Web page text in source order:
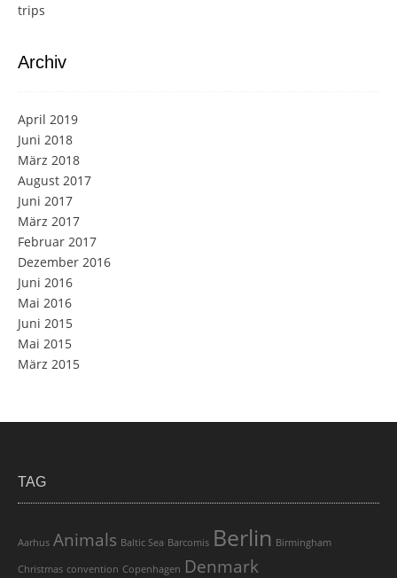
trips
Archiv
April 2019
Juni 2018
März 2018
August 2017
Juni 2017
März 2017
Februar 2017
Dezember 2016
Juni 2016
Mai 2016
Juni 2015
Mai 2015
März 2015
TAG
Aarhus Animals Baltic Sea Barcomis Berlin Birmingham
Christmas convention Copenhagen Denmark